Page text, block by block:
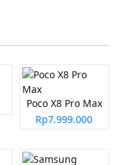
Poco X8 Pro Max
Rp7.999.000